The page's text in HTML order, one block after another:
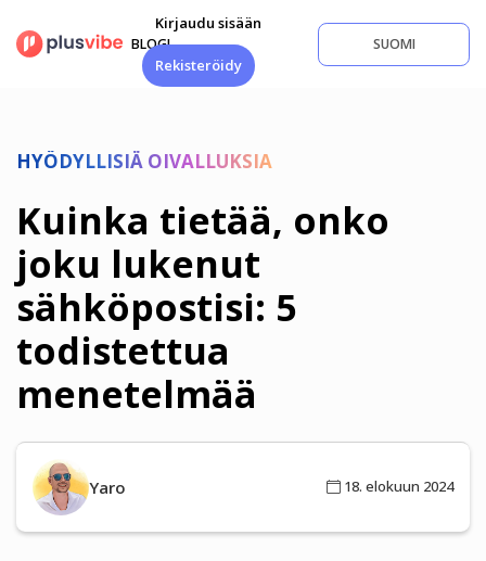
sisältöön
BLOGI
Kirjaudu sisään
Rekisteröidy
SUOMI
HYÖDYLLISIÄ OIVALLUKSIA
Kuinka tietää, onko
joku lukenut
sähköpostisi: 5
todistettua
menetelmää
Yaro 18. elokuun 2024